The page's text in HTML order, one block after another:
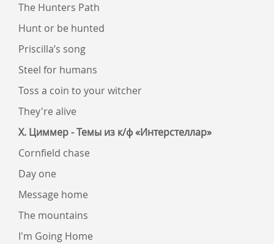
The Hunters Path
Hunt or be hunted
Priscilla’s song
Steel for humans
Toss a coin to your witcher
They're alive
Х. Циммер - Темы из к/ф «Интерстеллар»
Cornfield chase
Day one
Message home
The mountains
I'm Going Home